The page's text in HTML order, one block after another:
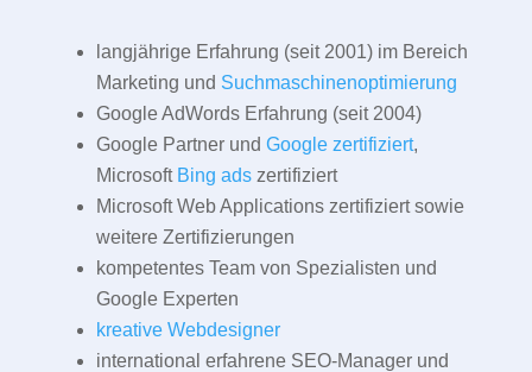
langjährige Erfahrung (seit 2001) im Bereich
Marketing und Suchmaschinenoptimierung
Google AdWords Erfahrung (seit 2004)
Google Partner und Google zertifiziert,
Microsoft Bing adszertifiziert
Microsoft Web Applications zertifiziert sowie
weitere Zertifizierungen
kompetentes Team von Spezialisten und
Google Experten
kreative Webdesigner
international erfahrene SEO-Manager und